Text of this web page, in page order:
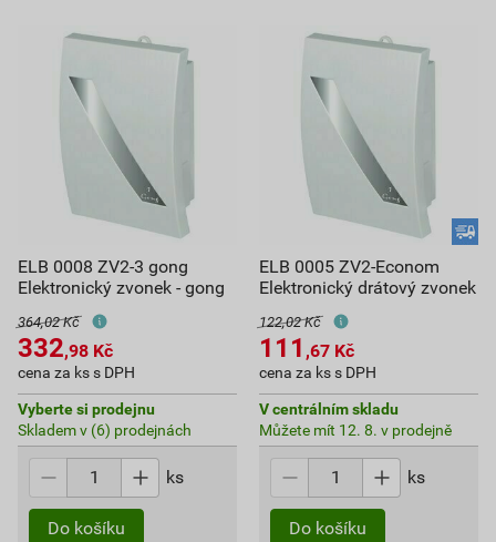
ELB 0008 ZV2-3 gong
Elektronický zvonek - gong
364,02 Kč
332,98 Kč
cena za ks s DPH
Vyberte si prodejnu
Skladem v (6) prodejnách
ks
Do košíku
ELB 0005 ZV2-Econom
Elektronický drátový zvonek
122,02 Kč
111 ,67 Kč
cena za ks s DPH
V centrálním skladu
Můžete mít 12. 8. v prodejně
ks
Do košíku